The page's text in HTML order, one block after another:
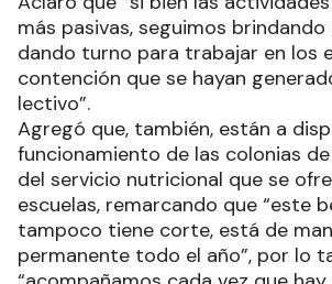
más pasivas, seguimos
dando turno para trabajar en los
contención que se hayan
lectivo”.
Agregó que, también, están a
funcionamiento de las colonias
del servicio nutricional que se
escuelas, remarcando que “este
tampoco tiene corte, está de
permanente todo el año”, por lo